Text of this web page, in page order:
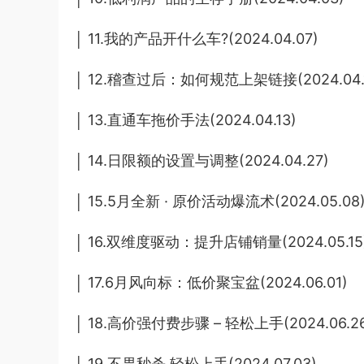
│ 11.我的产品开什么车?(2024.04.07)
│ 12.稽查过后：如何规范上架链接
│ 13.直通车拖价手法(2024.04.13)
│ 14.日限额的设置与调整(2024.04.27)
│ 15.5月全新 · 原价活动爆流术(2024.05.08)
│ 16.双维度驱动：提升店铺销量
│ 17.6月风向标：低价聚宝盆(2024.06.01)
│ 18.高价强付费步骤 – 轻松上手